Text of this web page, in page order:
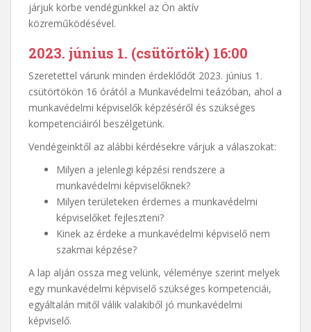
járjuk körbe vendégünkkel az Ön aktív
közreműködésével.
2023. június 1. (csütörtök) 16:00
Szeretettel várunk minden érdeklődőt 2023. június 1.
csütörtökön 16 órától a Munkavédelmi teázóban, ahol a
munkavédelmi képviselők képzéséről és szükséges
kompetenciáiról beszélgetünk.
Vendégeinktől az alábbi kérdésekre várjuk a válaszokat:
Milyen a jelenlegi képzési rendszere a
munkavédelmi képviselőknek?
Milyen területeken érdemes a munkavédelmi
képviselőket fejleszteni?
Kinek az érdeke a munkavédelmi képviselő nem
szakmai képzése?
A lap alján ossza meg velünk, véleménye szerint melyek
egy munkavédelmi képviselő szükséges kompetenciái,
egyáltalán mitől válik valakiből jó munkavédelmi
képviselő.